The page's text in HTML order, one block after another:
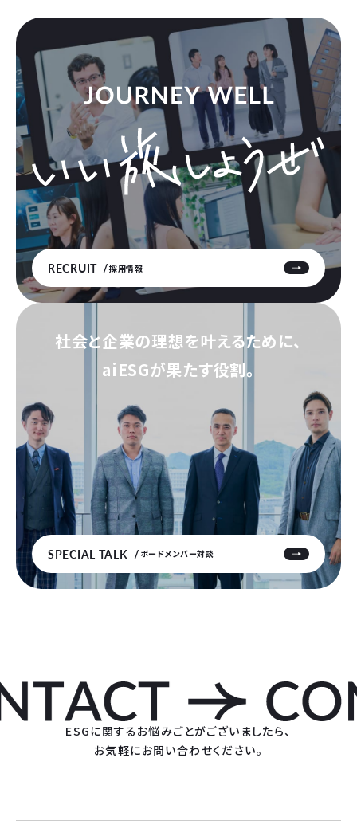
RECRUIT 採用情報
社会と企業の理想を叶えるために、
aiESGが果たす役割。
SPECIAL TALK ボードメンバー対談
ESGに関するお悩みごとがございましたら、
お気軽にお問い合わせください。